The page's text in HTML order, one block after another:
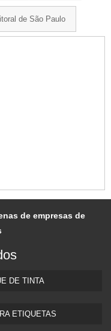
de São Paulo
de empresas de
DE TINTA​
ETIQUETAS​